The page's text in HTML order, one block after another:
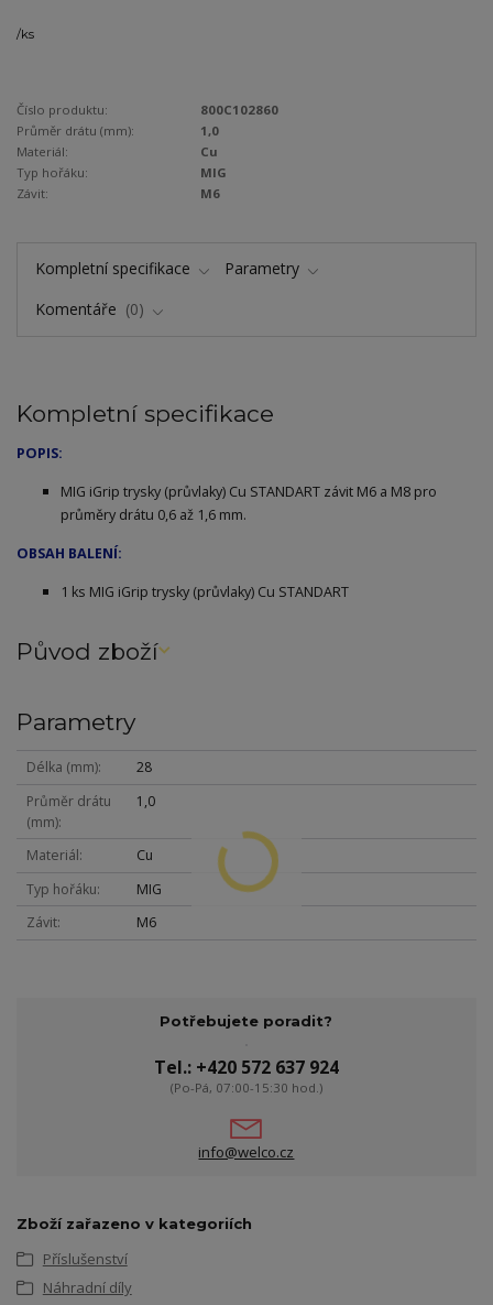
/ks
Číslo produktu:
800C102860
Průměr drátu (mm):
1,0
Materiál:
Cu
Typ hořáku:
MIG
Závit:
M6
Kompletní specifikace
Parametry
Komentáře
0
Kompletní specifikace
POPIS:
MIG iGrip trysky (průvlaky) Cu STANDART závit M6 a M8 pro
průměry drátu 0,6 až 1,6 mm.
OBSAH BALENÍ:
1 ks MIG iGrip trysky (průvlaky) Cu STANDART
Původ zboží
Parametry
Délka (mm)
28
Průměr drátu
(mm)
1,0
Materiál
Cu
Typ hořáku
MIG
Závit
M6
Potřebujete poradit?
Tel.: +420 572 637 924
(Po-Pá, 07:00-15:30 hod.)
info@welco.cz
Zboží zařazeno v kategoriích
Příslušenství
Náhradní díly